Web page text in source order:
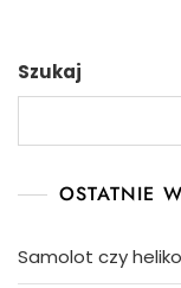
Szukaj
OSTATNIE
Samolot czy